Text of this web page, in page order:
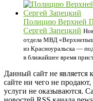
Полицию Верхней
Сергей Запецкий
отдела МВД
из Красноуральска —
в ближайшее время
Данный сайт не является
сайте ни чего не
услуги не оказываются.